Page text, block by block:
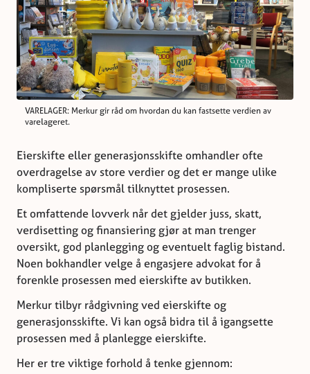
VARELAGER: Merkur gir råd om hvordan du kan fastsette verdien av
varelageret.
Eierskifte eller generasjonsskifte omhandler ofte
overdragelse av store verdier og det er mange ulike
kompliserte spørsmål tilknyttet prosessen.
Et omfattende lovverk når det gjelder juss, skatt,
verdisetting og finansiering gjør at man trenger
oversikt, god planlegging og eventuelt faglig bistand.
Noen bokhandler velge å engasjere advokat for å
forenkle prosessen med eierskifte av butikken.
Merkur tilbyr rådgivning ved eierskifte og
generasjonsskifte. Vi kan også bidra til å igangsette
prosessen med å planlegge eierskifte.
Her er tre viktige forhold å tenke gjennom: